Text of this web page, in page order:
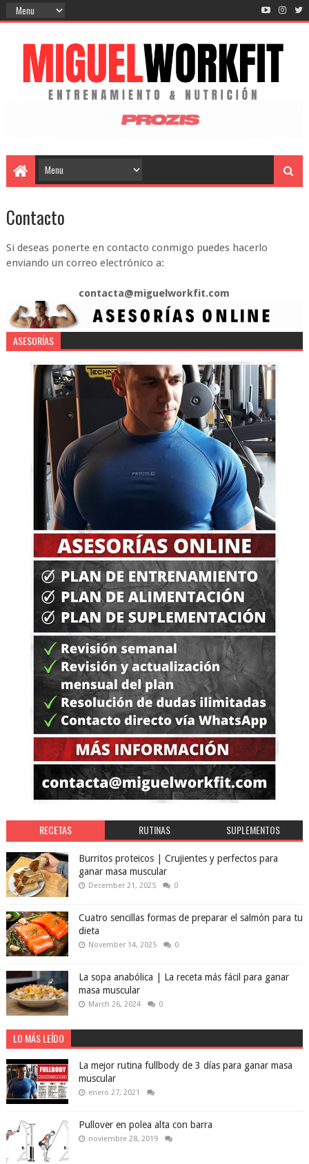
Contacto
Si deseas ponerte en contacto conmigo puedes hacerlo
enviando un correo electrónico a:
contacta@miguelworkfit.com
ASESORÍAS
RECETAS RUTINAS SUPLEMENTOS
Burritos proteicos | Crujientes y perfectos para
ganar masa muscular
December 21, 2025 0
Cuatro sencillas formas de preparar el salmón para tu
dieta
November 14, 2025 0
La sopa anabólica | La receta más fácil para ganar
masa muscular
March 26, 2024 0
LO MÁS LEÍDO
La mejor rutina fullbody de 3 días para ganar masa
muscular
enero 27, 2021
Pullover en polea alta con barra
noviembre 28, 2019